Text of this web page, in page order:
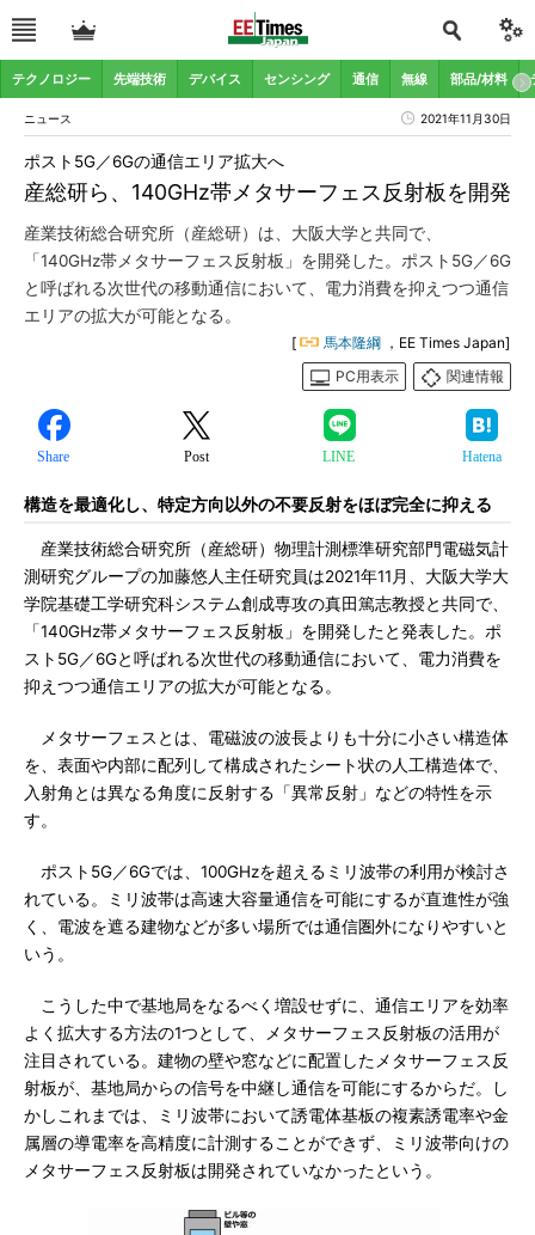
テクノロジー 先端技術 デバイス センシング 通信 無線 部品/材料
ニュース 2021年11月30日
産総研ら、140GHz帯メタサーフェス反射板を開発
ポスト5G／6Gの通信エリア拡大へ
産業技術総合研究所（産総研）は、大阪大学と共同で、
「140GHz帯メタサーフェス反射板」を開発した。ポスト5G／6G
と呼ばれる次世代の移動通信において、電力消費を抑えつつ通信
エリアの拡大が可能となる。
[ 馬本隆綱 ，EE Times Japan]
PC用表示
関連情報
Share Post LINE Hatena
構造を最適化し、特定方向以外の不要反射をほぼ完全に抑える
産業技術総合研究所（産総研）物理計測標準研究部門電磁気計
測研究グループの加藤悠人主任研究員は2021年11月、大阪大学大
学院基礎工学研究科システム創成専攻の真田篤志教授と共同で、
「140GHz帯メタサーフェス反射板」を開発したと発表した。ポ
スト5G／6Gと呼ばれる次世代の移動通信において、電力消費を
抑えつつ通信エリアの拡大が可能となる。
メタサーフェスとは、電磁波の波長よりも十分に小さい構造体
を、表面や内部に配列して構成されたシート状の人工構造体で、
入射角とは異なる角度に反射する「異常反射」などの特性を示
す。
ポスト5G／6Gでは、100GHzを超えるミリ波帯の利用が検討さ
れている。ミリ波帯は高速大容量通信を可能にするが直進性が強
く、電波を遮る建物などが多い場所では通信圏外になりやすいと
いう。
こうした中で基地局をなるべく増設せずに、通信エリアを効率
よく拡大する方法の1つとして、メタサーフェス反射板の活用が
注目されている。建物の壁や窓などに配置したメタサーフェス反
射板が、基地局からの信号を中継し通信を可能にするからだ。し
かしこれまでは、ミリ波帯において誘電体基板の複素誘電率や金
属層の導電率を高精度に計測することができず、ミリ波帯向けの
メタサーフェス反射板は開発されていなかったという。